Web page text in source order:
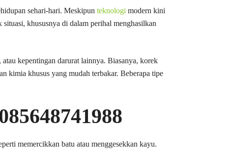
sehari-hari. Meskipun teknologi modern kini
khususnya di dalam perihal menghasilkan
kepentingan darurat lainnya. Biasanya, korek
kimia khusus yang mudah terbakar. Beberapa tipe
memercikkan batu atau menggesekkan kayu.